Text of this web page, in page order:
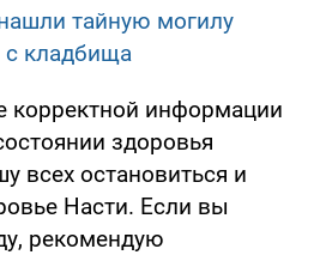
тайную могилу
кладбища
корректной информации
здоровья
всех остановиться и
Насти. Если вы
рекомендую